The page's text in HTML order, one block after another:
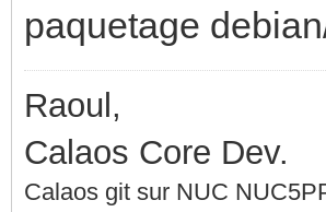
paquetage
Raoul,
Calaos Core Dev.
Calaos git sur NUC